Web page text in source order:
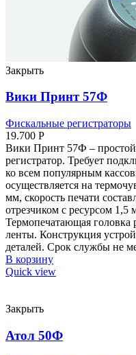
Закрыть
Вики Принт 57Ф
Фискальные регистраторы
19.700 Р
Вики Принт 57Ф –
регистратор. Требует
ко всем популярным
осуществляется на
мм, скорость печати
отрезчиком с ресурсом 1,5
Термопечатающая головка
ленты. Конструкция
деталей. Срок службы не
В корзину
Quick view
Закрыть
Атол 50Ф